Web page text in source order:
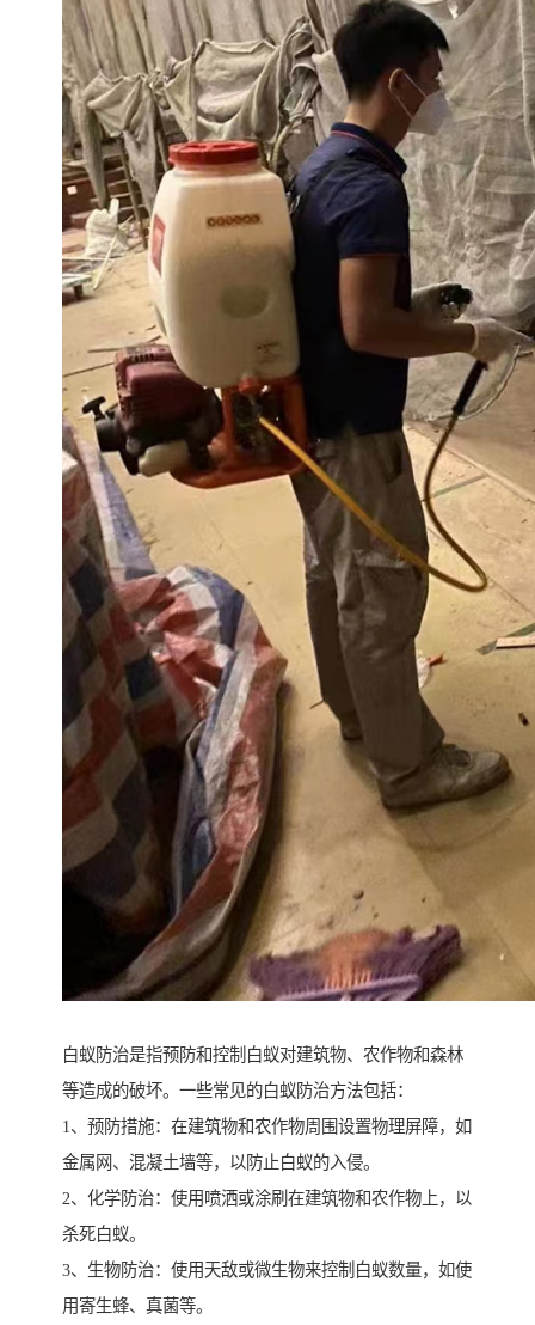
白蚁防治是指预防和控制白蚁对建筑物、农作物和森林
等造成的破坏。一些常见的白蚁防治方法包括：
1、预防措施：在建筑物和农作物周围设置物理屏障，如
金属网、混凝土墙等，以防止白蚁的入侵。
2、化学防治：使用喷洒或涂刷在建筑物和农作物上，以
杀死白蚁。
3、生物防治：使用天敌或微生物来控制白蚁数量，如使
用寄生蜂、真菌等。